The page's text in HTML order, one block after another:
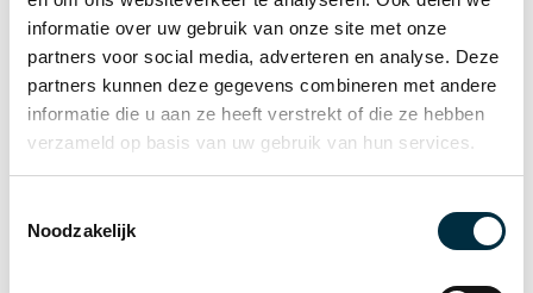
informatie over uw gebruik van onze site met onze
partners voor social media, adverteren en analyse. Deze
partners kunnen deze gegevens combineren met andere
informatie die u aan ze heeft verstrekt of die ze hebben
verzameld op basis van uw gebruik van hun services.
Noodzakelijk
2027: Wat betekent dat concreet voor
jouw bedrijf?